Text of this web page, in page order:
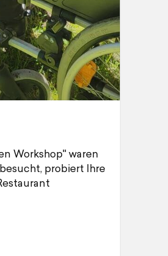
Workshop" waren
probiert Ihre